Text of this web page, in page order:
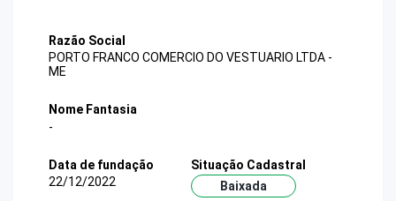
Razão Social
PORTO FRANCO COMERCIO DO VESTUARIO LTDA -
ME
Nome Fantasia
-
Data de fundação
22/12/2022
Situação Cadastral
Baixada